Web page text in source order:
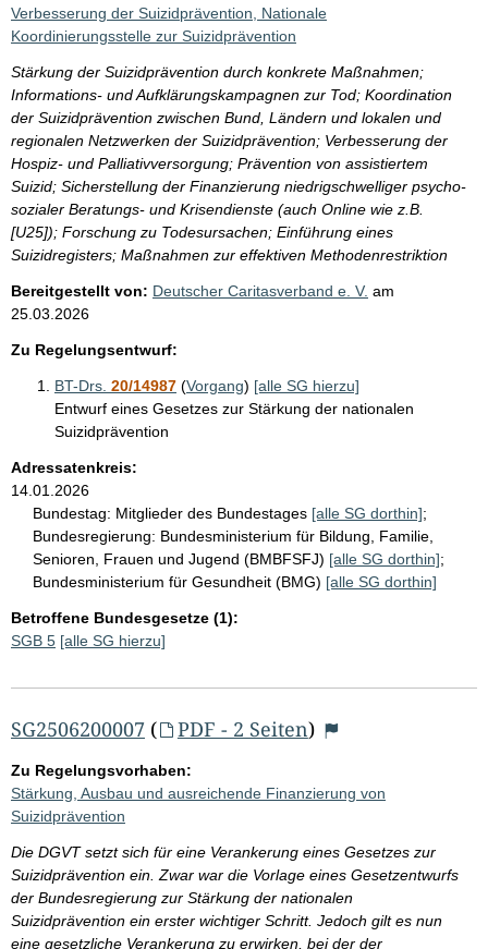
Verbesserung der Suizidprävention, Nationale
Koordinierungsstelle zur Suizidprävention
Stärkung der Suizidprävention durch konkrete Maßnahmen;
Informations- und Aufklärungskampagnen zur Tod; Koordination
der Suizidprävention zwischen Bund, Ländern und lokalen und
regionalen Netzwerken der Suizidprävention; Verbesserung der
Hospiz- und Palliativversorgung; Prävention von assistiertem
Suizid; Sicherstellung der Finanzierung niedrigschwelliger psycho-
sozialer Beratungs- und Krisendienste (auch Online wie z.B.
[U25]); Forschung zu Todesursachen; Einführung eines
Suizidregisters; Maßnahmen zur effektiven Methodenrestriktion
Bereitgestellt von: Deutscher Caritasverband e. V. am
25.03.2026
Zu Regelungsentwurf:
BT-Drs. 20/14987 (Vorgang) [alle SG hierzu]
Entwurf eines Gesetzes zur Stärkung der nationalen
Suizidprävention
Adressatenkreis:
14.01.2026
Bundestag: Mitglieder des Bundestages [alle SG dorthin];
Bundesregierung: Bundesministerium für Bildung, Familie,
Senioren, Frauen und Jugend (BMBFSFJ) [alle SG dorthin];
Bundesministerium für Gesundheit (BMG) [alle SG dorthin]
Betroffene Bundesgesetze (1):
SGB 5 [alle SG hierzu]
SG2506200007 ( PDF - 2 Seiten)
Zu Regelungsvorhaben:
Stärkung, Ausbau und ausreichende Finanzierung von
Suizidprävention
Die DGVT setzt sich für eine Verankerung eines Gesetzes zur
Suizidprävention ein. Zwar war die Vorlage eines Gesetzentwurfs
der Bundesregierung zur Stärkung der nationalen
Suizidprävention ein erster wichtiger Schritt. Jedoch gilt es nun
eine gesetzliche Verankerung zu erwirken, bei der der